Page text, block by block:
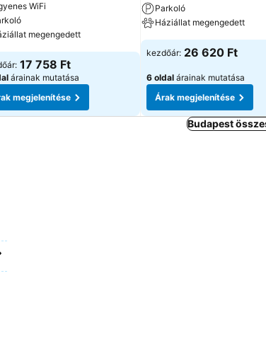
WiFi
megengedett
17 758 Ft
árainak mutatása
megjelenítése
Parkoló
Háziállat megengedett
kezdőár: 26 620 Ft
6 oldal árainak mutatása
Árak megjelenítése
Budapest